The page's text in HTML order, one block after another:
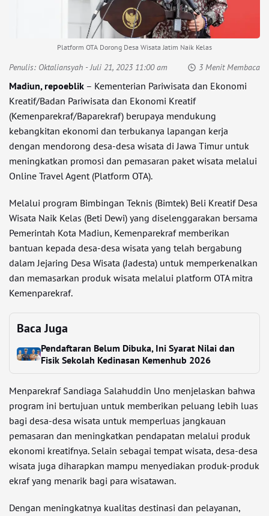
Platform OTA Dorong Desa Wisata Jatim Naik Kelas
Penulis: Oktaliansyah - Juli 21, 2023 11:00 am 3 Menit Membaca
Madiun, repoeblik – Kementerian Pariwisata dan Ekonomi
Kreatif/Badan Pariwisata dan Ekonomi Kreatif
(Kemenparekraf/Baparekraf) berupaya mendukung
kebangkitan ekonomi dan terbukanya lapangan kerja
dengan mendorong desa-desa wisata di Jawa Timur untuk
meningkatkan promosi dan pemasaran paket wisata melalui
Online Travel Agent (Platform OTA).
Melalui program Bimbingan Teknis (Bimtek) Beli Kreatif Desa
Wisata Naik Kelas (Beti Dewi) yang diselenggarakan bersama
Pemerintah Kota Madiun, Kemenparekraf memberikan
bantuan kepada desa-desa wisata yang telah bergabung
dalam Jejaring Desa Wisata (Jadesta) untuk memperkenalkan
dan memasarkan produk wisata melalui platform OTA mitra
Kemenparekraf.
Baca Juga
Pendaftaran Belum Dibuka, Ini Syarat Nilai dan
Fisik Sekolah Kedinasan Kemenhub 2026
Menparekraf Sandiaga Salahuddin Uno menjelaskan bahwa
program ini bertujuan untuk memberikan peluang lebih luas
bagi desa-desa wisata untuk memperluas jangkauan
pemasaran dan meningkatkan pendapatan melalui produk
ekonomi kreatifnya. Selain sebagai tempat wisata, desa-desa
wisata juga diharapkan mampu menyediakan produk-produk
ekraf yang menarik bagi para wisatawan.
Dengan meningkatnya kualitas destinasi dan pelayanan,